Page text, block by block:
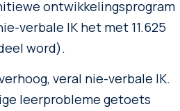
ontwikkelingsprogram
verbale IK het met 11.625
word).
veral nie-verbale IK.
leerprobleme getoets